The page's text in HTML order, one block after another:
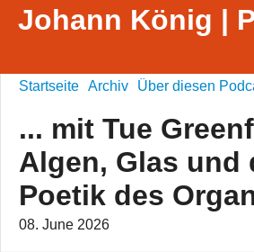
Johann König |
Startseite Archiv Über diesen
... mit Tue
Algen, Glas und
Poetik des
08. June 2026